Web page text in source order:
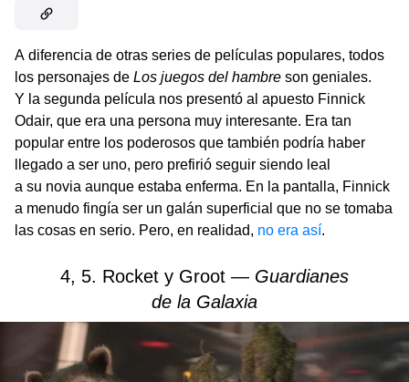
A diferencia de otras series de películas populares, todos
los personajes de Los juegos del hambre son geniales.
Y la segunda película nos presentó al apuesto Finnick
Odair, que era una persona muy interesante. Era tan
popular entre los poderosos que también podría haber
llegado a ser uno, pero prefirió seguir siendo leal
a su novia aunque estaba enferma. En la pantalla, Finnick
a menudo fingía ser un galán superficial que no se tomaba
las cosas en serio. Pero, en realidad, no era así.
4, 5. Rocket y Groot — Guardianes
de la Galaxia